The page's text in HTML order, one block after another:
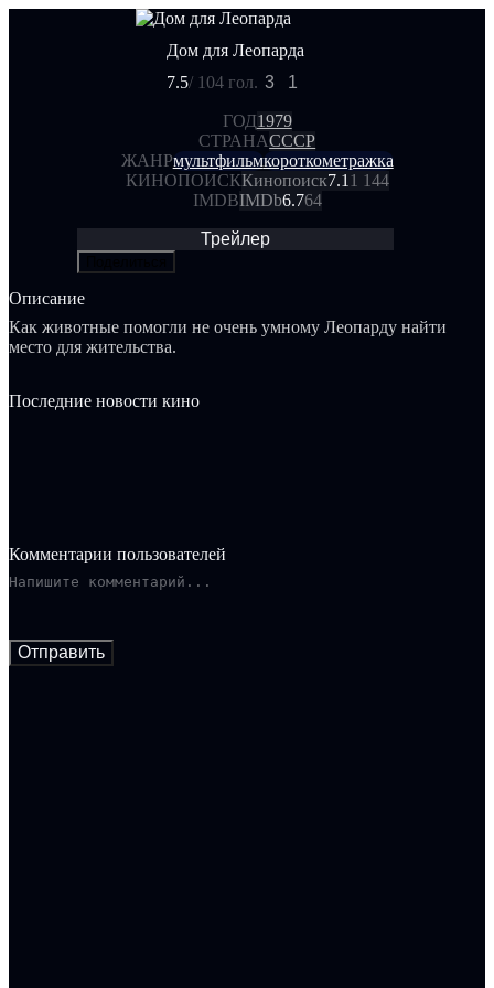
Дом для Леопарда
7.5/ 104 гол. 3 1
ГОД1979
СТРАНАСССР
ЖАНРмультфильмкороткометражка
КИНОПОИСККинопоиск7.11 144
IMDBIMDb6.764
Трейлер
Описание
Как животные помогли не очень умному Леопарду найти
место для жительства.
Последние новости кино
Комментарии пользователей
Отправить